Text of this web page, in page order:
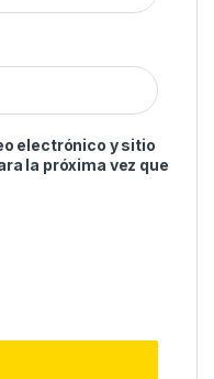
electrónico y sitio
la próxima vez que